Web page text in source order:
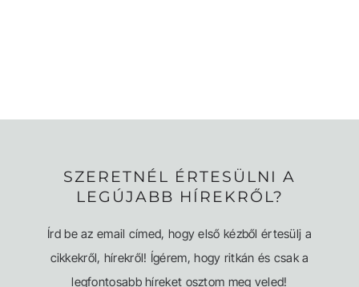
SZERETNÉL ÉRTESÜLNI A
LEGÚJABB HÍREKRŐL?
Írd be az email címed, hogy első kézből értesülj a
cikkekről, hírekről! Ígérem, hogy ritkán és csak a
legfontosabb híreket osztom meg veled!